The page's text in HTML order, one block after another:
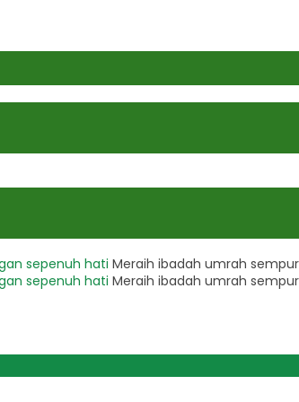
sepenuh hati Meraih ibadah umrah
sepenuh hati Meraih ibadah umrah